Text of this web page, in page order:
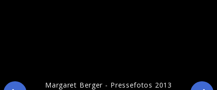
Margaret Berger - Pressefotos 2013